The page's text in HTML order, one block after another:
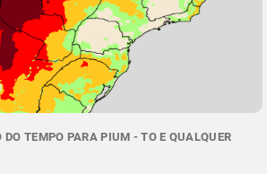
TEMPO PARA PIUM - TO E QUALQUER